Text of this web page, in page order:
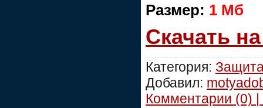
Размер: 1 Мб
Скачать
Категория:
Добавил:
Комментарии (0) |